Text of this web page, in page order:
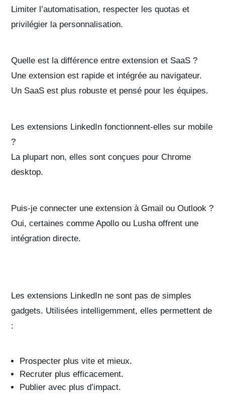
Limiter l’automatisation, respecter les quotas et
privilégier la personnalisation.
Quelle est la différence entre extension et SaaS ?
Une extension est rapide et intégrée au navigateur.
Un SaaS est plus robuste et pensé pour les équipes.
Les extensions LinkedIn fonctionnent-elles sur mobile
?
La plupart non, elles sont conçues pour Chrome
desktop.
Puis-je connecter une extension à Gmail ou Outlook ?
Oui, certaines comme Apollo ou Lusha offrent une
intégration directe.
Les extensions LinkedIn ne sont pas de simples
gadgets. Utilisées intelligemment, elles permettent de
:
Prospecter plus vite et mieux.
Recruter plus efficacement.
Publier avec plus d’impact.